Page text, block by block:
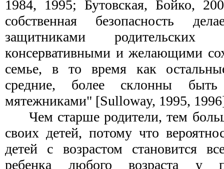
1984, 1995; Бутовская, Бойко,
собственная безопасность
защитниками родительских
консервативными и желающими
семье, в то время как
средние, более склонны
мятежниками" [Sulloway, 1995,
Чем старше родители, тем
своих детей, потому что
детей с возрастом становится
ребенка любого возраста у